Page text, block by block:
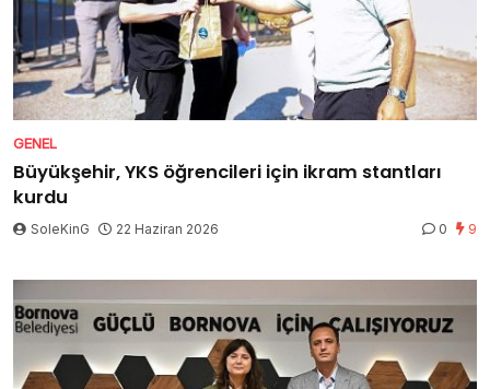
GENEL
Büyükşehir, YKS öğrencileri için ikram stantları
kurdu
SoleKinG 22 Haziran 2026 0 9